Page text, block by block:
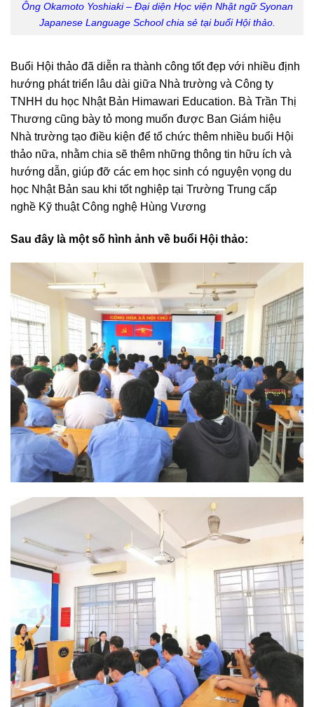
Ông Okamoto Yoshiaki – Đại diện Học viện Nhật ngữ Syonan
Japanese Language School chia sẻ tại buổi Hội thảo.
Buổi Hội thảo đã diễn ra thành công tốt đẹp với nhiều định
hướng phát triển lâu dài giữa Nhà trường và Công ty
TNHH du học Nhật Bản Himawari Education. Bà Trần Thị
Thương cũng bày tỏ mong muốn được Ban Giám hiệu
Nhà trường tạo điều kiện để tổ chức thêm nhiều buổi Hội
thảo nữa, nhằm chia sẽ thêm những thông tin hữu ích và
hướng dẫn, giúp đỡ các em học sinh có nguyện vọng du
học Nhật Bản sau khi tốt nghiệp tại Trường Trung cấp
nghề Kỹ thuật Công nghệ Hùng Vương
Sau đây là một số hình ảnh về buổi Hội thảo: